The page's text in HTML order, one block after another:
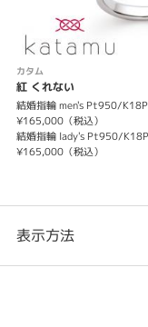
カタム
紅 くれない
結婚指輪 men's Pt950/
¥165,000（税込）
結婚指輪 lady's Pt950/
¥165,000（税込）
表示方法